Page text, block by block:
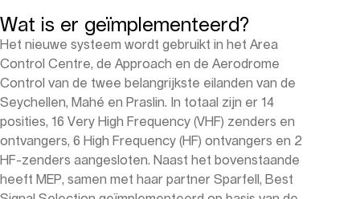
Wat is er geïmplementeerd?
Het nieuwe systeem wordt gebruikt in het Area
Control Centre, de Approach en de Aerodrome
Control van de twee belangrijkste eilanden van de
Seychellen, Mahé en Praslin. In totaal zijn er 14
posities, 16 Very High Frequency (VHF) zenders en
ontvangers, 6 High Frequency (HF) ontvangers en 2
HF-zenders aangesloten. Naast het bovenstaande
heeft MEP, samen met haar partner Sparfell, Best